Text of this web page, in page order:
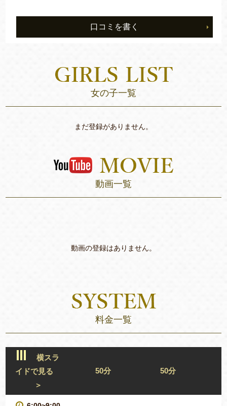
口コミを書く
女の子一覧
まだ登録がありません。
動画一覧
動画の登録はありません。
料金一覧
横スラ
イドで見る
＞
50分 50分